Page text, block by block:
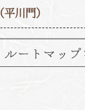
（平川門）